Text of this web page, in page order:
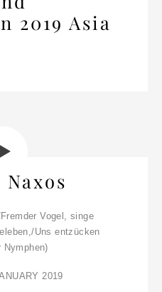
2019 Asia
Vogel, singe
Uns entzücken
Nymphen)
2019